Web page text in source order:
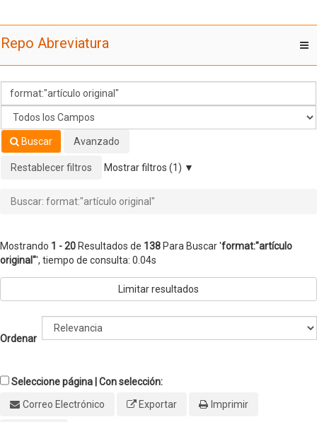
original" '
Repo Abreviatura
Buscar Avanzado
Restablecer filtros Mostrar filtros (1)
Buscar: format:"artículo original"
Mostrando 1 - 20 Resultados de 138 Para Buscar 'format:"artículo
original"', tiempo de consulta: 0.04s
Limitar resultados
Ordenar
Seleccione página | Con selección:
Correo Electrónico
Exportar Imprimir